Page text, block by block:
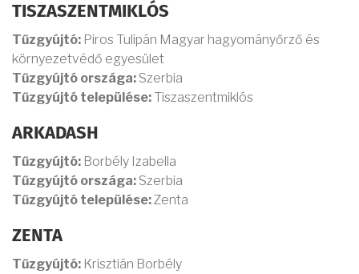
TISZASZENTMIKLÓS
Tűzgyújtó: Piros Tulipán Magyar hagyományőrző és
környezetvédő egyesület
Tűzgyújtó országa: Szerbia
Tűzgyújtó települése: Tiszaszentmiklós
ARKADASH
Tűzgyújtó: Borbély Izabella
Tűzgyújtó országa: Szerbia
Tűzgyújtó települése:Zenta
ZENTA
Tűzgyújtó: Krisztián Borbély